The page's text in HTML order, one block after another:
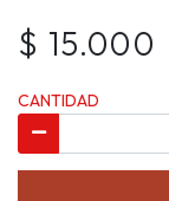
$ 15.000
CANTIDAD